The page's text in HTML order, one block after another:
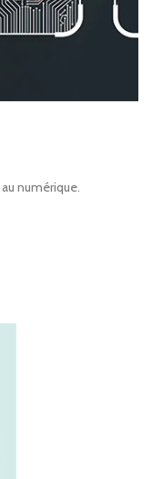
numérique.